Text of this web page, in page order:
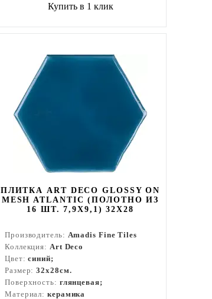
Купить в 1 клик
ПЛИТКА ART DECO GLOSSY ON
MESH ATLANTIC (ПОЛОТНО ИЗ
16 ШТ. 7,9X9,1) 32X28
Производитель: Amadis Fine Tiles
Коллекция: Art Deco
Цвет:синий;
Размер:32x28см.
Поверхность: глянцевая;
Материал: керамика